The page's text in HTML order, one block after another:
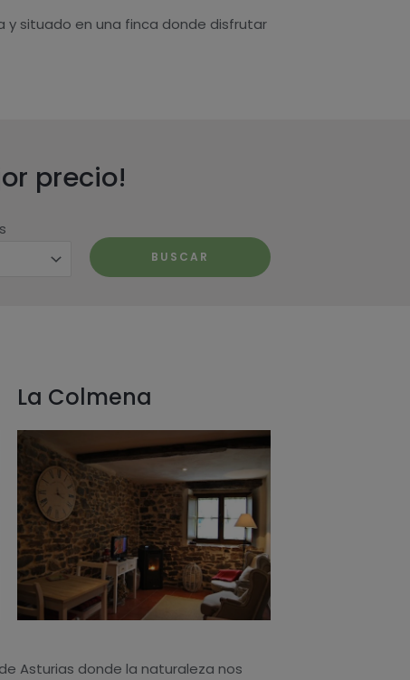
y situado en una finca donde disfrutar
precio!
La Colmena
Asturias donde la naturaleza nos